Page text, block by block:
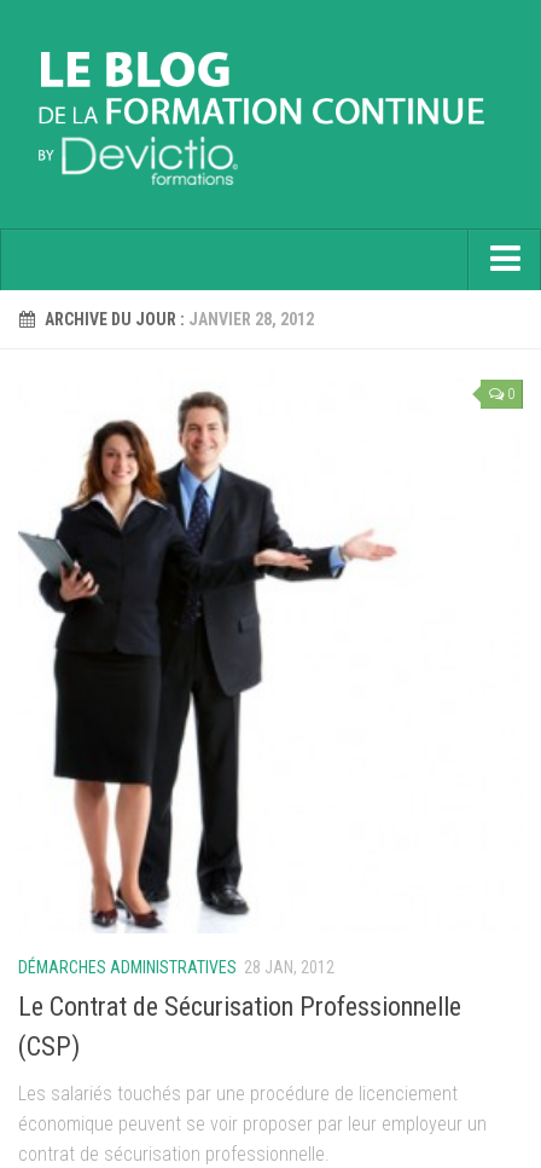
Accueil
Prévention
Langues
Contactez nous
ARCHIVE DU JOUR : JANVIER 28, 2012
0
DÉMARCHES ADMINISTRATIVES 28 JAN, 2012
Le Contrat de Sécurisation Professionnelle
(CSP)
Les salariés touchés par une procédure de licenciement
économique peuvent se voir proposer par leur employeur un
contrat de sécurisation professionnelle.